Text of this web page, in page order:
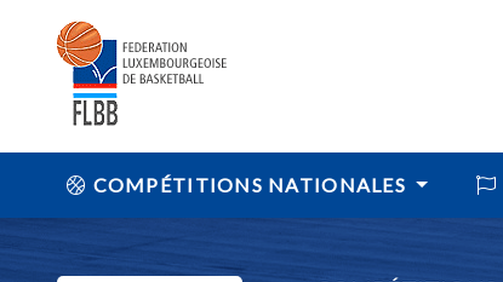
COMPÉTITIONS NATIONALES